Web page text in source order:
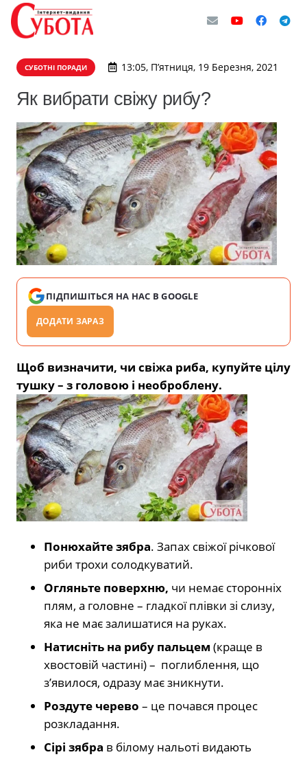
СУБОТНІ ПОРАДИ 13:05, П’ятниця, 19 Березня, 2021
Як вибрати свіжу рибу?
ПІДПИШІТЬСЯ НА НАС В GOOGLE
ДОДАТИ ЗАРАЗ
Щоб визначити, чи свіжа риба, купуйте цілу
тушку – з головою і необроблену.
Понюхайте зябра. Запах свіжої річкової
риби трохи солодкуватий.
Огляньте поверхню, чи немає сторонніх
плям, а головне – гладкої плівки зі слизу,
яка не має залишатися на руках.
Натисніть на рибу пальцем (краще в
хвостовій частині) – поглиблення, що
з’явилося, одразу має зникнути.
Роздуте черево – це почався процес
розкладання.
Сірі зябра в білому нальоті видають